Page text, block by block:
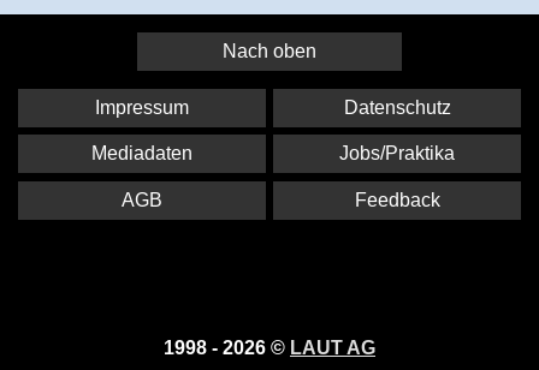
Nach oben
1998 - 2026 © LAUT AG
Impressum Datenschutz
Mediadaten Jobs/Praktika
AGB Feedback